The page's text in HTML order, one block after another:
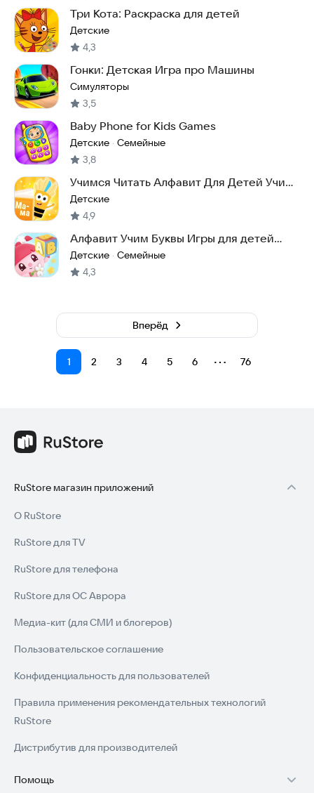
Три Кота: Раскраска для детей
Детские
4,3
Гонки: Детская Игра про Машины
Симуляторы
3,5
Baby Phone for Kids Games
Детские · Семейные
3,8
Учимся Читать Алфавит Для Детей Учим
Буквы Игры
Детские
4,9
Алфавит Учим Буквы Игры для детей
Малышарики АБВ
Детские · Семейные
4,3
1 2 3 4 5 6 ⋯ 76
Вперёд
RuStore магазин приложений
О RuStore
RuStore для TV
RuStore для телефона
RuStore для ОС Аврора
Медиа-кит (для СМИ и блогеров)
Пользовательское соглашение
Конфиденциальность для пользователей
Правила применения рекомендательных технологий
RuStore
Дистрибутив для производителей
Помощь